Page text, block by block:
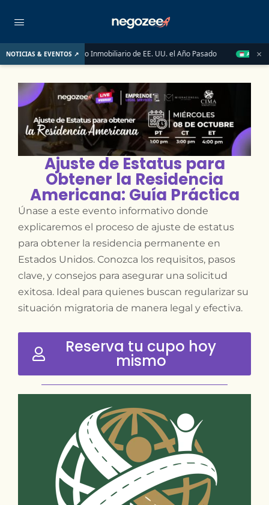
NOTICIAS & EVENTOS ↗
el Mercado Inmobiliario de EE. UU. el Año Pasado AUG 14×
Ajuste de Estatus para
Obtener la Residencia
Americana: Guía Práctica
Únase a este evento informativo donde
explicaremos el proceso de ajuste de estatus
para obtener la residencia permanente en
Estados Unidos. Conozca los requisitos, pasos
clave, y consejos para asegurar una solicitud
exitosa. Ideal para quienes buscan regularizar su
situación migratoria de manera legal y efectiva.
Reserva tu cupo hoy
mismo